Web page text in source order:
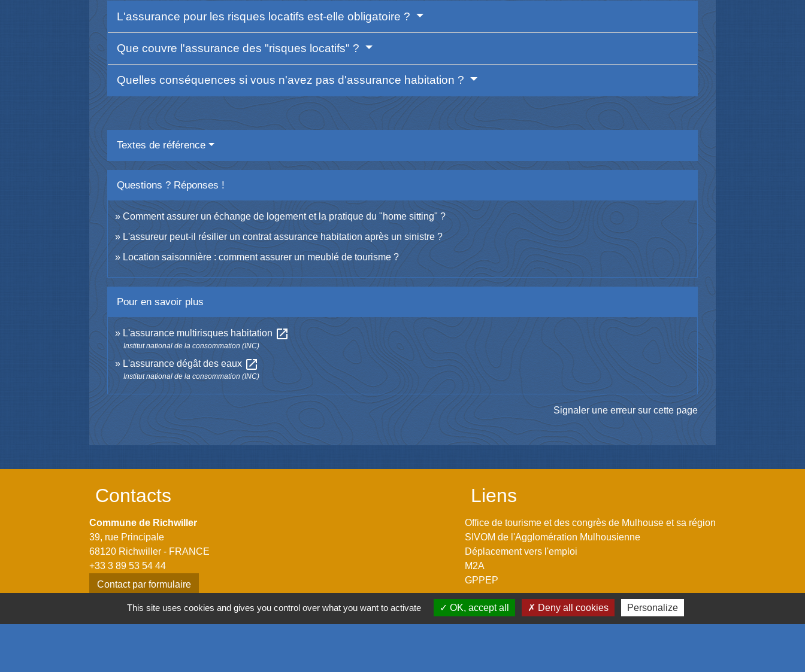
L'assurance pour les risques locatifs est-elle obligatoire ?
Que couvre l'assurance des "risques locatifs" ?
Quelles conséquences si vous n'avez pas d'assurance habitation ?
Textes de référence
Questions ? Réponses !
Comment assurer un échange de logement et la pratique du "home sitting" ?
L'assureur peut-il résilier un contrat assurance habitation après un sinistre ?
Location saisonnière : comment assurer un meublé de tourisme ?
Pour en savoir plus
L'assurance multirisques habitation open_in_new
Institut national de la consommation (INC)
L'assurance dégât des eaux open_in_new
Institut national de la consommation (INC)
Signaler une erreur sur cette page
Contacts
Commune de Richwiller
39, rue Principale
68120 Richwiller - FRANCE
+33 3 89 53 54 44
Contact par formulaire
Liens
Office de tourisme et des congrès de Mulhouse et sa région
SIVOM de l'Agglomération Mulhousienne
Déplacement vers l'emploi
M2A
GPPEP
This site uses cookies and gives you control over what you want to activate OK, accept all Deny all cookies Personalize